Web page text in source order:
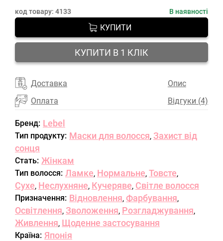
код товару: 4133 В наявності
КУПИТИ
КУПИТИ В 1 КЛІК
Доставка
Оплата
Опис
Відгуки (4)
Бренд: Lebel
Тип продукту: Маски для волосся, Захист від
сонця
Стать: Жінкам
Тип волосся: Ламке, Нормальне, Товсте,
Сухе, Неслухняне, Кучеряве, Світле волосся
Призначення: Відновлення, Фарбування,
Освітлення, Зволоження, Розгладжування,
Живлення, Щоденне застосування
Країна: Японія